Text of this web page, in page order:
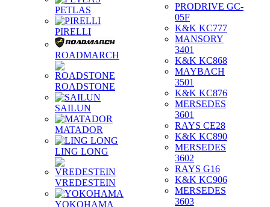
PETLAS
PIRELLI
ROADMARCH
ROADSTONE
SAILUN
MATADOR
LING LONG
VREDESTEIN
YOKOHAMA
PRODRIVE GC-
05F
K&K KC777
MANSORY
3401
K&K KC868
MAYBACH
3501
K&K KC876
MERSEDES
3601
RAYS CE28
K&K KC890
MERSEDES
3602
RAYS G16
K&K KC906
MERSEDES
3603